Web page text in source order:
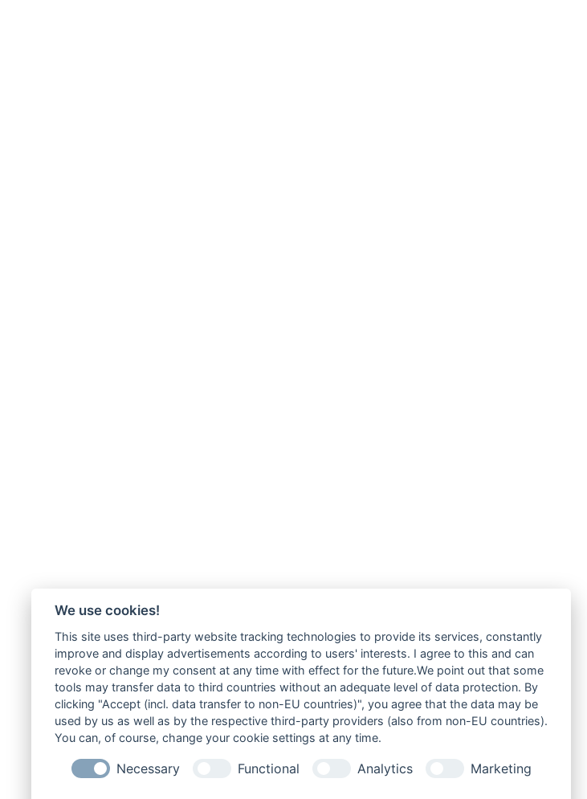
We use cookies!
This site uses third-party website tracking technologies to provide its services, constantly
improve and display advertisements according to users' interests. I agree to this and can
revoke or change my consent at any time with effect for the future.We point out that some
tools may transfer data to third countries without an adequate level of data protection. By
clicking "Accept (incl. data transfer to non-EU countries)", you agree that the data may be
used by us as well as by the respective third-party providers (also from non-EU countries).
You can, of course, change your cookie settings at any time.
Necessary Functional Analytics Marketing